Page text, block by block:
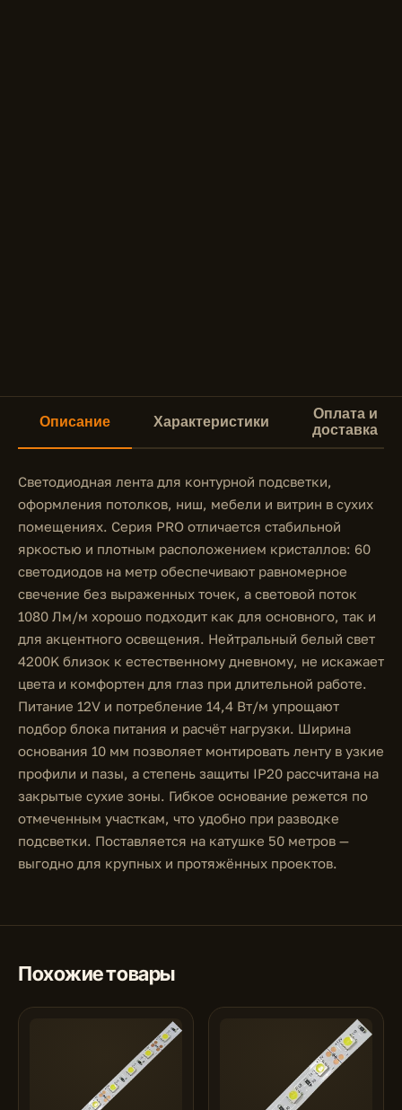
Описание Характеристики
Оплата и
доставка
Светодиодная лента для контурной подсветки,
оформления потолков, ниш, мебели и витрин в сухих
помещениях. Серия PRO отличается стабильной
яркостью и плотным расположением кристаллов: 60
светодиодов на метр обеспечивают равномерное
свечение без выраженных точек, а световой поток
1080 Лм/м хорошо подходит как для основного, так и
для акцентного освещения. Нейтральный белый свет
4200K близок к естественному дневному, не искажает
цвета и комфортен для глаз при длительной работе.
Питание 12V и потребление 14,4 Вт/м упрощают
подбор блока питания и расчёт нагрузки. Ширина
основания 10 мм позволяет монтировать ленту в узкие
профили и пазы, а степень защиты IP20 рассчитана на
закрытые сухие зоны. Гибкое основание режется по
отмеченным участкам, что удобно при разводке
подсветки. Поставляется на катушке 50 метров —
выгодно для крупных и протяжённых проектов.
Похожие товары